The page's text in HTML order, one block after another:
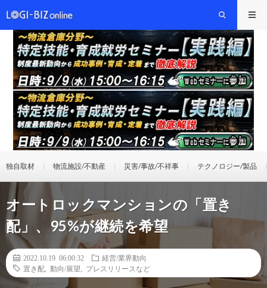
独自取材 物流施設/不動産 災害/事故/不祥事 テクノロジー/製品
オートロックマンションの「置き
配」、95%が継続を希望
2022.10.19 06:00:32
経営/業界動向
置き配
動向/展望 プレスリリースなど